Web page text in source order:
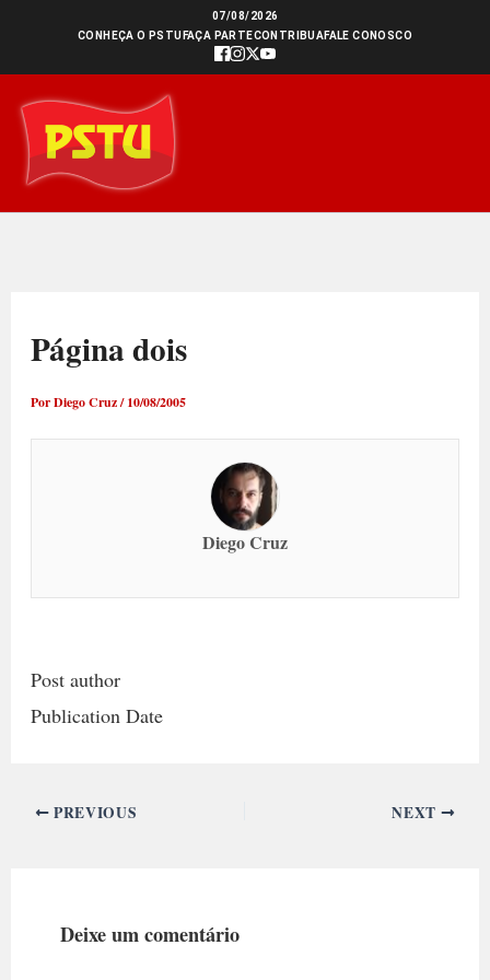
conteúdo
07/08/2026
CONHEÇA O PSTU FAÇA PARTECONTRIBUAFALE CONOSCO
Página dois
PorDiego Cruz/10/08/2005
Diego Cruz
Post author
Publication Date
PREVIOUS NEXT
Deixe um comentário